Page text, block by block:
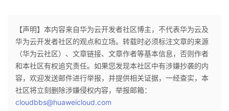
【声明】本内容来自华为云开发者社区博主，不代表华为云及
华为云开发者社区的观点和立场。转载时必须标注文章的来源
（华为云社区）、文章链接、文章作者等基本信息，否则作者
和本社区有权追究责任。如果您发现本社区中有涉嫌抄袭的内
容，欢迎发送邮件进行举报，并提供相关证据，一经查实，本
社区将立刻删除涉嫌侵权内容，举报邮箱：
cloudbbs@huaweicloud.com